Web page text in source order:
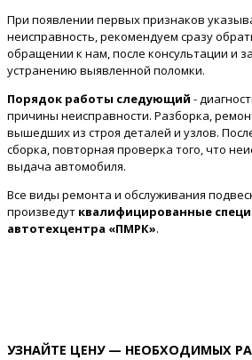
При появлении первых признаков
неисправность, рекомендуем сразу
обращении к нам, после консультации и
устранению выявленной поломки.
Порядок работы следующий -
причины неисправности. Разборка,
вышедших из строя деталей и узлов.
сборка, повторная проверка того, что
выдача автомобиля.
Все виды ремонта и обслуживания
произведут квалифицированные
автотехцентра «ПМРК».
УЗНАЙТЕ ЦЕНУ — НЕОБХОДИМЫХ